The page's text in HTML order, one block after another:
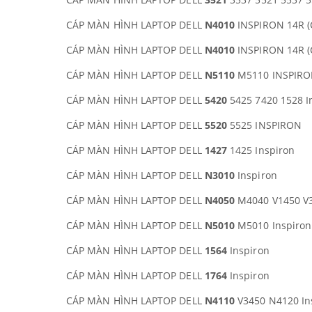
CÁP MÀN HÌNH LAPTOP DELL N4010 INSPIRON 14R
CÁP MÀN HÌNH LAPTOP DELL N4010 INSPIRON 14R
CÁP MÀN HÌNH LAPTOP DELL N5110 M5110
CÁP MÀN HÌNH LAPTOP DELL 5420 5425 7420 1528
CÁP MÀN HÌNH LAPTOP DELL 5520 5525 INSPIRON
CÁP MÀN HÌNH LAPTOP DELL 1427 1425 Inspiron
CÁP MÀN HÌNH LAPTOP DELL N3010 Inspiron
CÁP MÀN HÌNH LAPTOP DELL N4050 M4040 V1450
CÁP MÀN HÌNH LAPTOP DELL N5010 M5010 Inspiron
CÁP MÀN HÌNH LAPTOP DELL 1564 Inspiron
CÁP MÀN HÌNH LAPTOP DELL 1764 Inspiron
CÁP MÀN HÌNH LAPTOP DELL N4110 V3450 N4120